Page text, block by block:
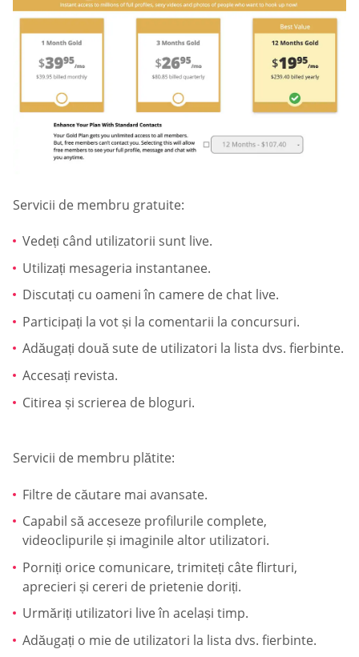
Servicii de membru gratuite:
Vedeți când utilizatorii sunt live.
Utilizați mesageria instantanee.
Discutați cu oameni în camere de chat live.
Participați la vot și la comentarii la concursuri.
Adăugați două sute de utilizatori la lista dvs. fierbinte.
Accesați revista.
Citirea și scrierea de bloguri.
Servicii de membru plătite:
Filtre de căutare mai avansate.
Capabil să acceseze profilurile complete,
videoclipurile și imaginile altor utilizatori.
Porniți orice comunicare, trimiteți câte flirturi,
aprecieri și cereri de prietenie doriți.
Urmăriți utilizatori live în același timp.
Adăugați o mie de utilizatori la lista dvs. fierbinte.